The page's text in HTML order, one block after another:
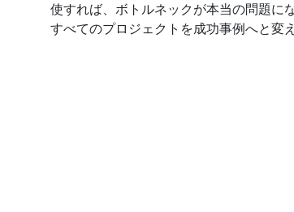
使すれば、ボトルネックが本当の問題に
すべてのプロジェクトを成功事例へと変